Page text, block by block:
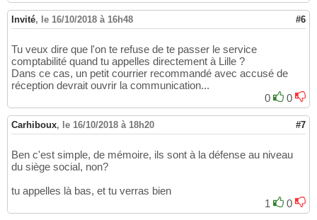
Invité, le 16/10/2018 à 16h48 #6
Tu veux dire que l'on te refuse de te passer le service
comptabilité quand tu appelles directement à Lille ?
Dans ce cas, un petit courrier recommandé avec accusé de
réception devrait ouvrir la communication...
0
0
Carhiboux, le 16/10/2018 à 18h20 #7
Ben c'est simple, de mémoire, ils sont à la défense au niveau
du siège social, non?
tu appelles là bas, et tu verras bien
1
0